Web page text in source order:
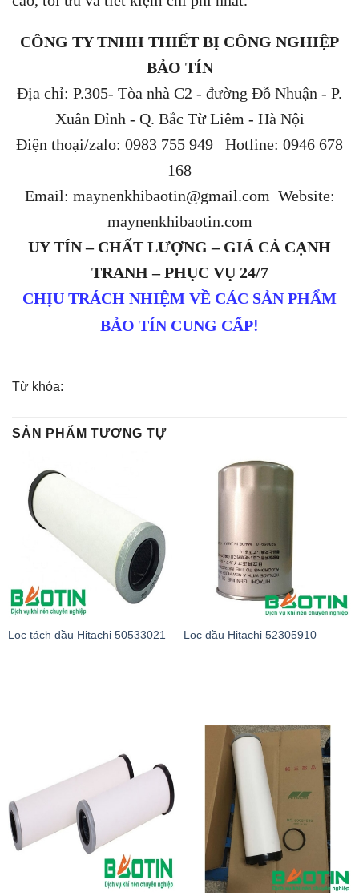
CÔNG TY TNHH THIẾT BỊ CÔNG NGHIỆP
BẢO TÍN
Địa chỉ: P.305- Tòa nhà C2 - đường Đỗ Nhuận - P.
Xuân Đỉnh - Q. Bắc Từ Liêm - Hà Nội
Điện thoại/zalo: 0983 755 949 Hotline: 0946 678
168
Email: maynenkhibaotin@gmail.com Website:
maynenkhibaotin.com
UY TÍN – CHẤT LƯỢNG – GIÁ CẢ CẠNH
TRANH – PHỤC VỤ 24/7
CHỊU TRÁCH NHIỆM VỀ CÁC SẢN PHẨM
BẢO TÍN CUNG CẤP!
Từ khóa:
SẢN PHẨM TƯƠNG TỰ
Lọc tách dầu Hitachi 50533021 Lọc dầu Hitachi 52305910